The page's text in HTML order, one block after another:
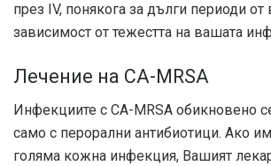
през IV, понякога за дълги периоди
зависимост от тежестта на вашата
Лечение на CA-MRSA
Инфекциите с CA-MRSA обикновено
само с перорални антибиотици. Ако
голяма кожна инфекция, Вашият